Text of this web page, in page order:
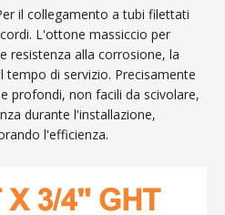
il collegamento a tubi filettati
L'ottone massiccio per
resistenza alla corrosione, la
tempo di servizio. Precisamente
profondi, non facili da scivolare,
durante l'installazione,
l'efficienza.